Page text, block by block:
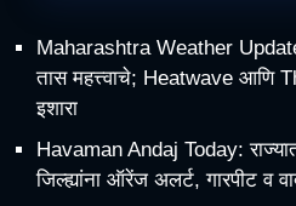
Maharashtra Weather Update
तास महत्त्वाचे; Heatwave आणि
इशारा
Havaman Andaj Today:
जिल्ह्यांना ऑरेंज अलर्ट, गारपीट व